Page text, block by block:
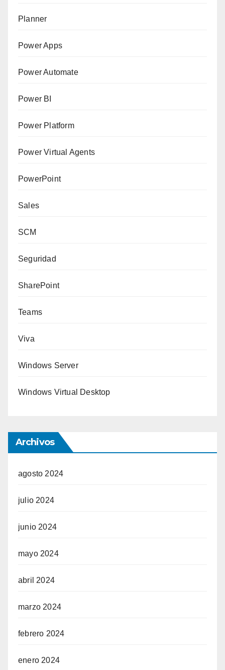
Planner
Power Apps
Power Automate
Power BI
Power Platform
Power Virtual Agents
PowerPoint
Sales
SCM
Seguridad
SharePoint
Teams
Viva
Windows Server
Windows Virtual Desktop
Archivos
agosto 2024
julio 2024
junio 2024
mayo 2024
abril 2024
marzo 2024
febrero 2024
enero 2024